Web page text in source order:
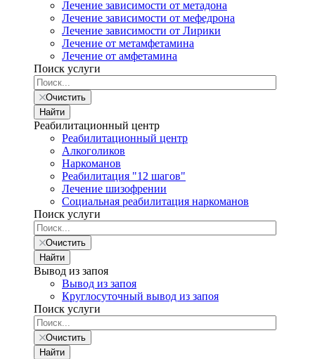
Лечение зависимости от метадона
Лечение зависимости от мефедрона
Лечение зависимости от Лирики
Лечение от метамфетамина
Лечение от амфетамина
Поиск услуги
Очистить
Найти
Реабилитационный центр
Реабилитационный центр
Алкоголиков
Наркоманов
Реабилитация "12 шагов"
Лечение шизофрении
Социальная реабилитация наркоманов
Поиск услуги
Очистить
Найти
Вывод из запоя
Вывод из запоя
Круглосуточный вывод из запоя
Поиск услуги
Очистить
Найти